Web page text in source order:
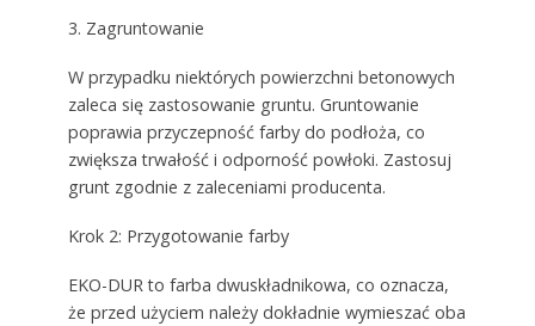
3. Zagruntowanie
W przypadku niektórych powierzchni betonowych
zaleca się zastosowanie gruntu. Gruntowanie
poprawia przyczepność farby do podłoża, co
zwiększa trwałość i odporność powłoki. Zastosuj
grunt zgodnie z zaleceniami producenta.
Krok 2: Przygotowanie farby
EKO-DUR to farba dwuskładnikowa, co oznacza,
że przed użyciem należy dokładnie wymieszać oba